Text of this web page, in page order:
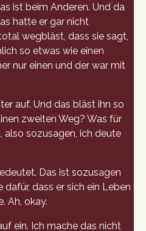
ist beim Anderen. Und da
hatte er gar nicht
wegbläst, dass sie sagt,
so etwas wie einen
nur einen und der war mit
auf. Und das bläst ihn so
zweiten Weg? Was für
also sozusagen, ich deute
Das ist sozusagen
dass er sich ein Leben
Ah, okay.
ein. Ich mache das nicht